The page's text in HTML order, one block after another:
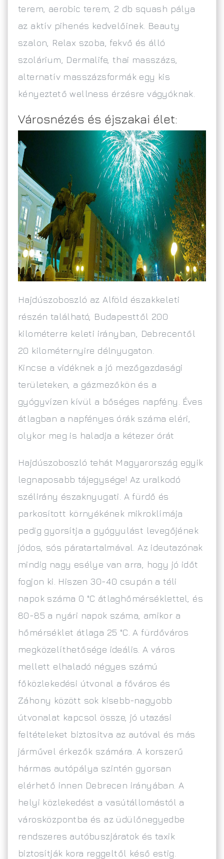
terem, aerobic terem, 2 db squash pálya
az aktív pihenés kedvelőinek. Beauty
szalon, Relax szoba, fekvő és álló
szolárium, Dermalife, thai masszázs,
alternatív masszázsformák egy kis
kényeztető wellness érzésre vágyóknak.
Városnézés és éjszakai élet:
Hajdúszoboszló az Alföld északkeleti
részén található, Budapesttől 200
kilométerre keleti irányban, Debrecentől
20 kilométernyire délnyugaton.
Kincse a vidéknek a jó mezőgazdasági
területeken, a gázmezőkön és a
gyógyvízen kívül a bőséges napfény. Éves
átlagban a napfényes órák száma eléri,
olykor meg is haladja a kétezer órát
Hajdúszoboszló tehát Magyarország egyik
legnaposabb tájegysége! Az uralkodó
szélirány északnyugati. A fürdő és
parkosított környékének mikroklímája
pedig gyorsítja a gyógyulást levegőjének
jódos, sós páratartalmával. Az ideutazónak
mindig nagy esélye van arra, hogy jó időt
fogjon ki. Hiszen 30-40 csupán a téli
napok száma 0 °C átlaghőmérséklettel, és
80-85 a nyári napok száma, amikor a
hőmérséklet átlaga 25 °C. A fürdőváros
megközelíthetősége ideális. A város
mellett elhaladó négyes számú
főközlekedési útvonal a főváros és
Záhony között sok kisebb-nagyobb
útvonalat kapcsol össze, jó utazási
feltételeket biztosítva az autóval és más
járművel érkezők számára. A korszerű
hármas autópálya szintén gyorsan
elérhető innen Debrecen irányában. A
helyi közlekedést a vasútállomástól a
városközpontba és az üdülőnegyedbe
rendszeres autóbuszjáratok és taxik
biztosítják kora reggeltől késő estig.